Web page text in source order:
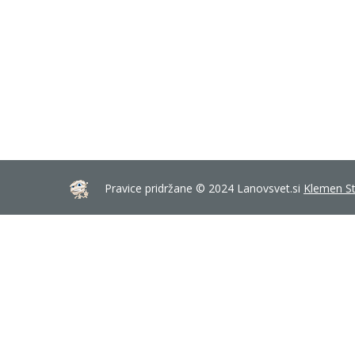
Pravice pridržane © 2024 Lanovsvet.si Klemen